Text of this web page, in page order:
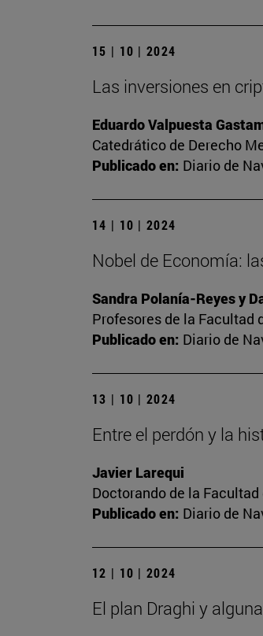
15 | 10 | 2024
Las inversiones en
Eduardo Valpuesta
Catedrático de Derecho
Publicado en: Diario de
14 | 10 | 2024
Nobel de Economía:
Sandra Polanía-Reyes y
Profesores de la Facultad
Publicado en: Diario de
13 | 10 | 2024
Entre el perdón y la
Javier Larequi
Doctorando de la
Publicado en: Diario de
12 | 10 | 2024
El plan Draghi y